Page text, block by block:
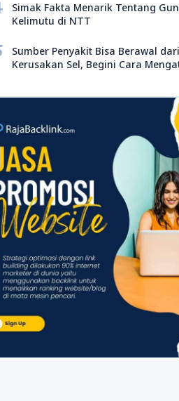
Simak Fakta Menarik Tentang
Kelimutu di NTT
Sumber Penyakit Bisa Berawal dari
Kerusakan Sel, Begini Cara